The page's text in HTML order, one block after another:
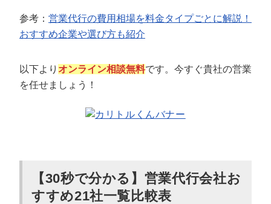
参考： 営業代行の費用相場を料金タイプごとに解説！
おすすめ企業や選び方も紹介
以下より オンライン相談無料です。今すぐ貴社の営業
を任せましょう！
【30秒で分かる】営業代行会社お
すすめ21社一覧比較表